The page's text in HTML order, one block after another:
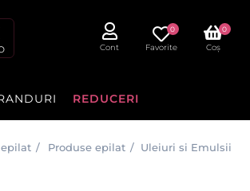
Cont Favorite
0
Coș
0
REDUCERI
/ Produse epilat / Uleiuri si Emulsii